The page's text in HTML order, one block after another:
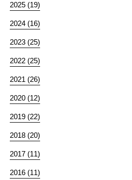
2025 (19)
2024 (16)
2023 (25)
2022 (25)
2021 (26)
2020 (12)
2019 (22)
2018 (20)
2017 (11)
2016 (11)